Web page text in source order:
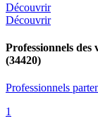
Découvrir
Découvrir
Professionnels des
(34420)
Professionnels
1